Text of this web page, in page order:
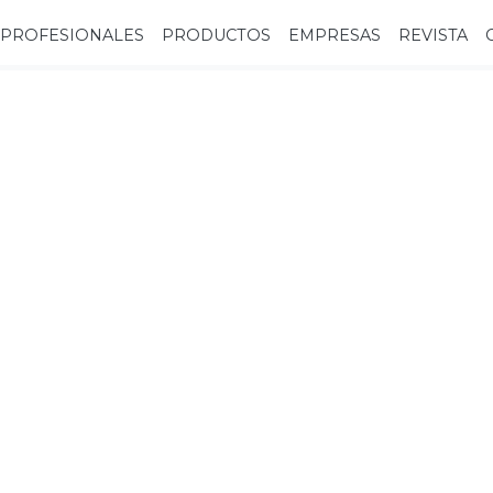
PROFESIONALES PRODUCTOS EMPRESAS REVISTA